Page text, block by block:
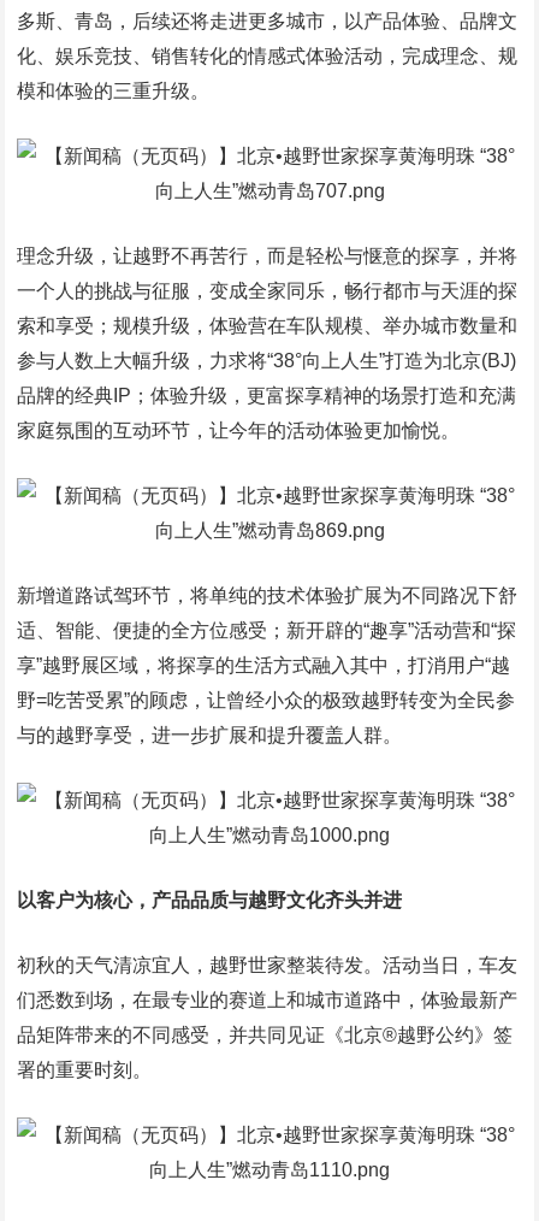
多斯、青岛，后续还将走进更多城市，以产品体验、品牌文
化、娱乐竞技、销售转化的情感式体验活动，完成理念、规
模和体验的三重升级。
理念升级，让越野不再苦行，而是轻松与惬意的探享，并将
一个人的挑战与征服，变成全家同乐，畅行都市与天涯的探
索和享受；规模升级，体验营在车队规模、举办城市数量和
参与人数上大幅升级，力求将“38°向上人生”打造为北京(BJ)
品牌的经典IP；体验升级，更富探享精神的场景打造和充满
家庭氛围的互动环节，让今年的活动体验更加愉悦。
新增道路试驾环节，将单纯的技术体验扩展为不同路况下舒
适、智能、便捷的全方位感受；新开辟的“趣享”活动营和“探
享”越野展区域，将探享的生活方式融入其中，打消用户“越
野=吃苦受累”的顾虑，让曾经小众的极致越野转变为全民参
与的越野享受，进一步扩展和提升覆盖人群。
以客户为核心，产品品质与越野文化齐头并进
初秋的天气清凉宜人，越野世家整装待发。活动当日，车友
们悉数到场，在最专业的赛道上和城市道路中，体验最新产
品矩阵带来的不同感受，并共同见证《北京®越野公约》签
署的重要时刻。